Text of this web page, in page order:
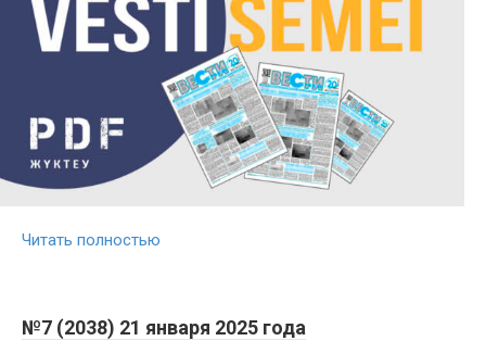
Читать полностью
№7 (2038) 21 января 2025 года